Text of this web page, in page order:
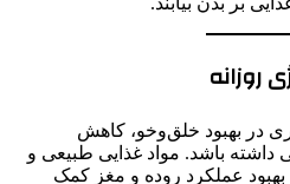
روزانه
در بهبود خلق‌وخو، کاهش
باشد. مواد غذایی طبیعی و
عملکرد روده و مغز کمک